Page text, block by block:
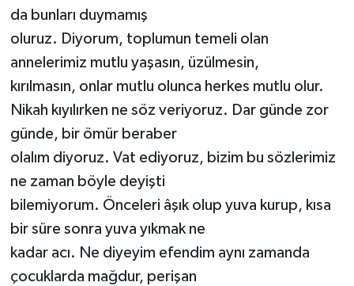
da bunları duymamış
oluruz. Diyorum, toplumun temeli olan
annelerimiz mutlu yaşasın, üzülmesin,
kırılmasın, onlar mutlu olunca herkes mutlu olur.
Nikah kıyılırken ne söz veriyoruz. Dar günde zor
günde, bir ömür beraber
olalım diyoruz. Vat ediyoruz, bizim bu sözlerimiz
ne zaman böyle deyişti
bilemiyorum. Önceleri âşık olup yuva kurup, kısa
bir süre sonra yuva yıkmak ne
kadar acı. Ne diyeyim efendim aynı zamanda
çocuklarda mağdur, perişan